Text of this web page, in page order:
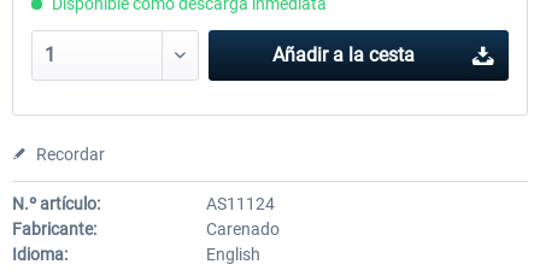
Añadir a la cesta
Recordar
N.º artículo:
AS11124
Fabricante:
Carenado
Idioma:
English